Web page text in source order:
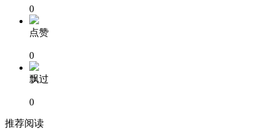
0
点赞
0
飘过
0
推荐阅读